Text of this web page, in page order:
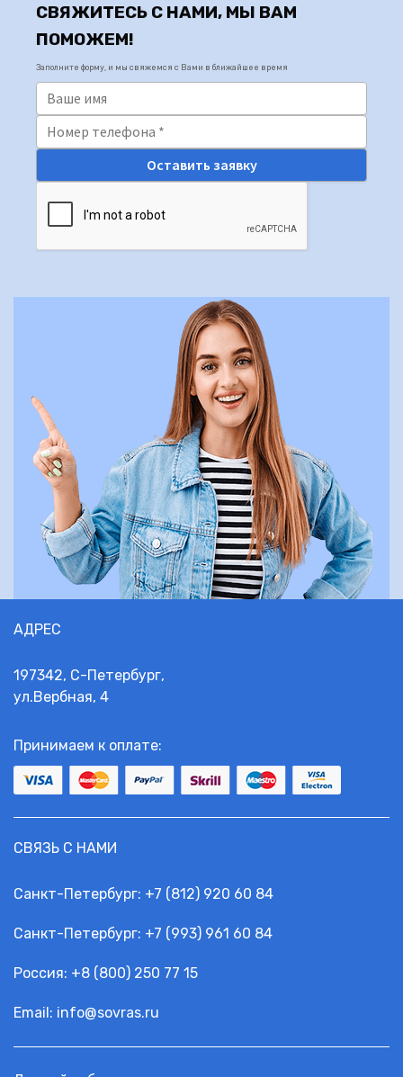
СВЯЖИТЕСЬ С НАМИ, МЫ ВАМ
ПОМОЖЕМ!
Заполните форму, и мы свяжемся с Вами в ближайшее время
АДРЕС
197342, С-Петербург,
ул.Вербная, 4
Принимаем к оплате:
СВЯЗЬ С НАМИ
Санкт-Петербург: +7 (812) 920 60 84
Санкт-Петербург: +7 (993) 961 60 84
Россия: +8 (800) 250 77 15
Email: info@sovras.ru